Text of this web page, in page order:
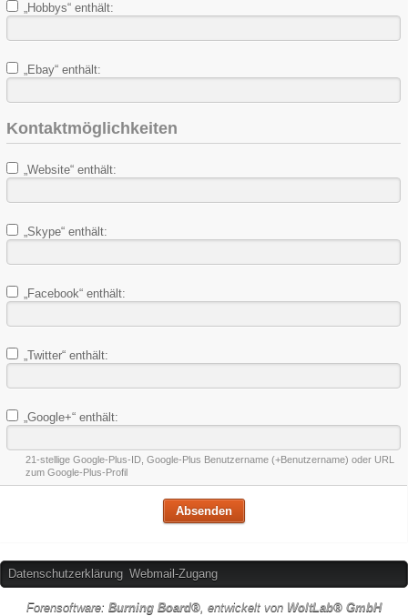
„Hobbys“ enthält:
„Ebay“ enthält:
Kontaktmöglichkeiten
„Website“ enthält:
„Skype“ enthält:
„Facebook“ enthält:
„Twitter“ enthält:
„Google+“ enthält:
21-stellige Google-Plus-ID, Google-Plus Benutzername (+Benutzername) oder URL
zum Google-Plus-Profil
Datenschutzerklärung Webmail-Zugang
Forensoftware: Burning Board®, entwickelt von WoltLab® GmbH